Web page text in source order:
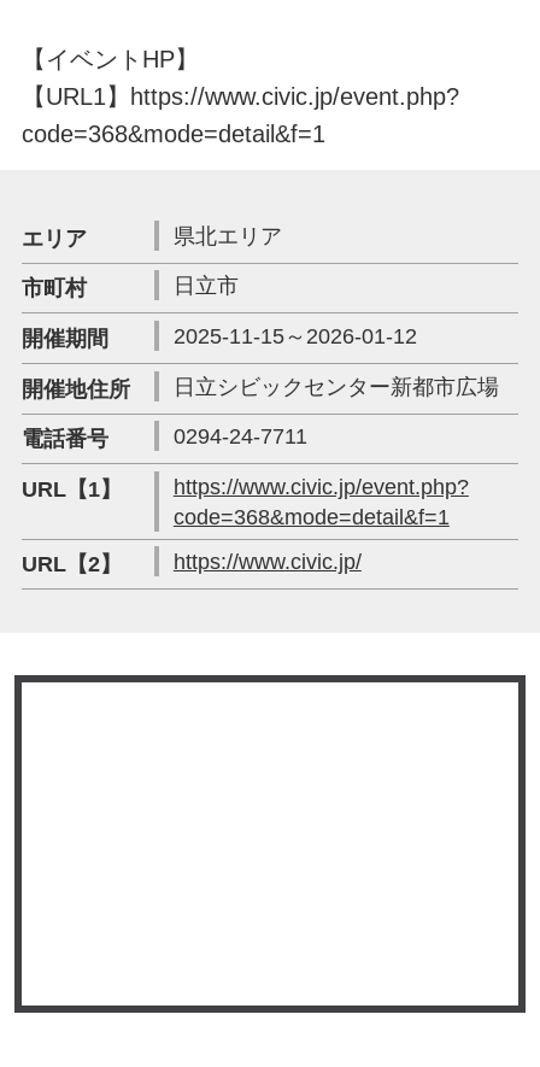
【イベントHP】
【URL1】https://www.civic.jp/event.php?
code=368&mode=detail&f=1
エリア 県北エリア
市町村 日立市
開催期間 2025-11-15～2026-01-12
開催地住所 日立シビックセンター新都市広場
電話番号 0294-24-7711
URL【1】
https://www.civic.jp/event.php?
code=368&mode=detail&f=1
URL【2】
https://www.civic.jp/